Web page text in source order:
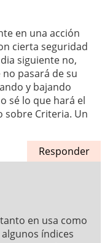
en una acción
cierta seguridad
siguiente no,
pasará de su
y bajando
sé lo que hará el
sobre Criteria. Un
Responder
en usa como
índices